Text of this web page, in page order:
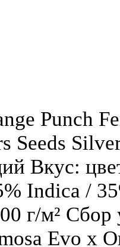
Punch
Seeds
Вкус:
Indica /
г/м² Сбор
Evo x